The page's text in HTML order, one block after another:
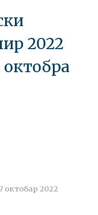
2022
октобар 2022